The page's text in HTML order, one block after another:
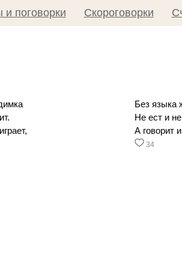
поговорки Скороговорки
Без языка
Не ест и не
А говорит
34